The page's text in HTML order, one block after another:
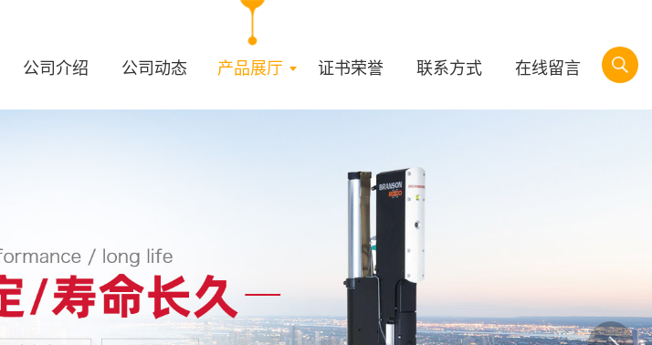
公司介绍 公司动态 产品展厅 证书荣誉 联系方式 在线留言